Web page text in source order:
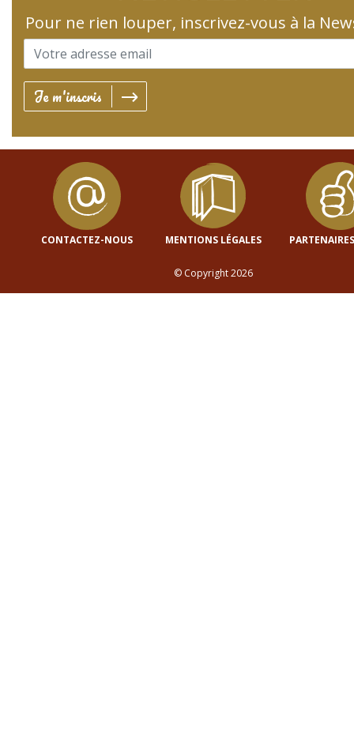
Pour ne rien louper, inscrivez-vous à la
Je m'inscris
CONTACTEZ-NOUS MENTIONS LÉGALES
© Copyright 2026